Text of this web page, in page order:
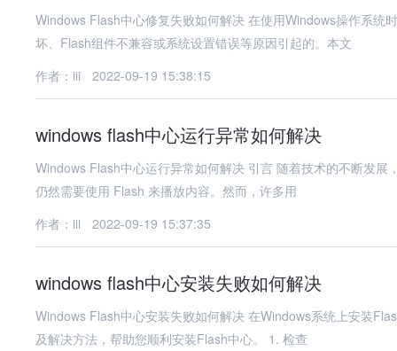
Windows Flash中心修复失败如何解决 在使用Windows操作系统时，Flash中心修复失败是一个常见的问题。这通常是由于系统文件损
坏、Flash组件不兼容或系统设置错误等原因引起的。本文
作者：iii
2022-09-19 15:38:15
windows flash中心运行异常如何解决
Windows Flash中心运行异常如何解决 引言 随着技术的不断发展，Flash Player 已经逐渐被淘汰，但在某些旧版网站或应用程序中，
仍然需要使用 Flash 来播放内容。然而，许多用
作者：iii
2022-09-19 15:37:35
windows flash中心安装失败如何解决
Windows Flash中心安装失败如何解决 在Windows系统上安装Flash中心时，可能会遇到安装失败的情况。本文将介绍一些常见的原因
及解决方法，帮助您顺利安装Flash中心。 1. 检查